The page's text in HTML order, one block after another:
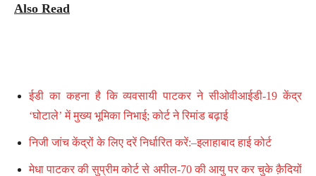
Also Read
ईडी का कहना है कि व्यवसायी पाटकर ने सीओवीआईडी-19 केंद्र
‘घोटाले’ में मुख्य भूमिका निभाई; कोर्ट ने रिमांड बढ़ाई
निजी जांच केंद्रों के लिए दरें निर्धारित करें:–इलाहाबाद हाई कोर्ट
मेधा पाटकर की सुप्रीम कोर्ट से अपील-70 की आयु पर कर चुके क़ैदियों